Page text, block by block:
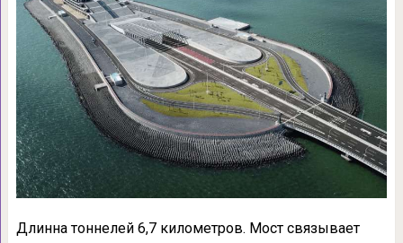
Длинна тоннелей 6,7 километров. Мост связывает